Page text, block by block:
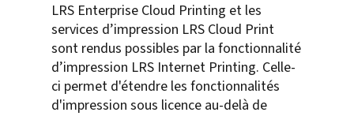
LRS Enterprise Cloud Printing et les
services d’impression LRS Cloud Print
sont rendus possibles par la fonctionnalité
d’impression LRS Internet Printing. Celle-
ci permet d'étendre les fonctionnalités
d'impression sous licence au-delà de